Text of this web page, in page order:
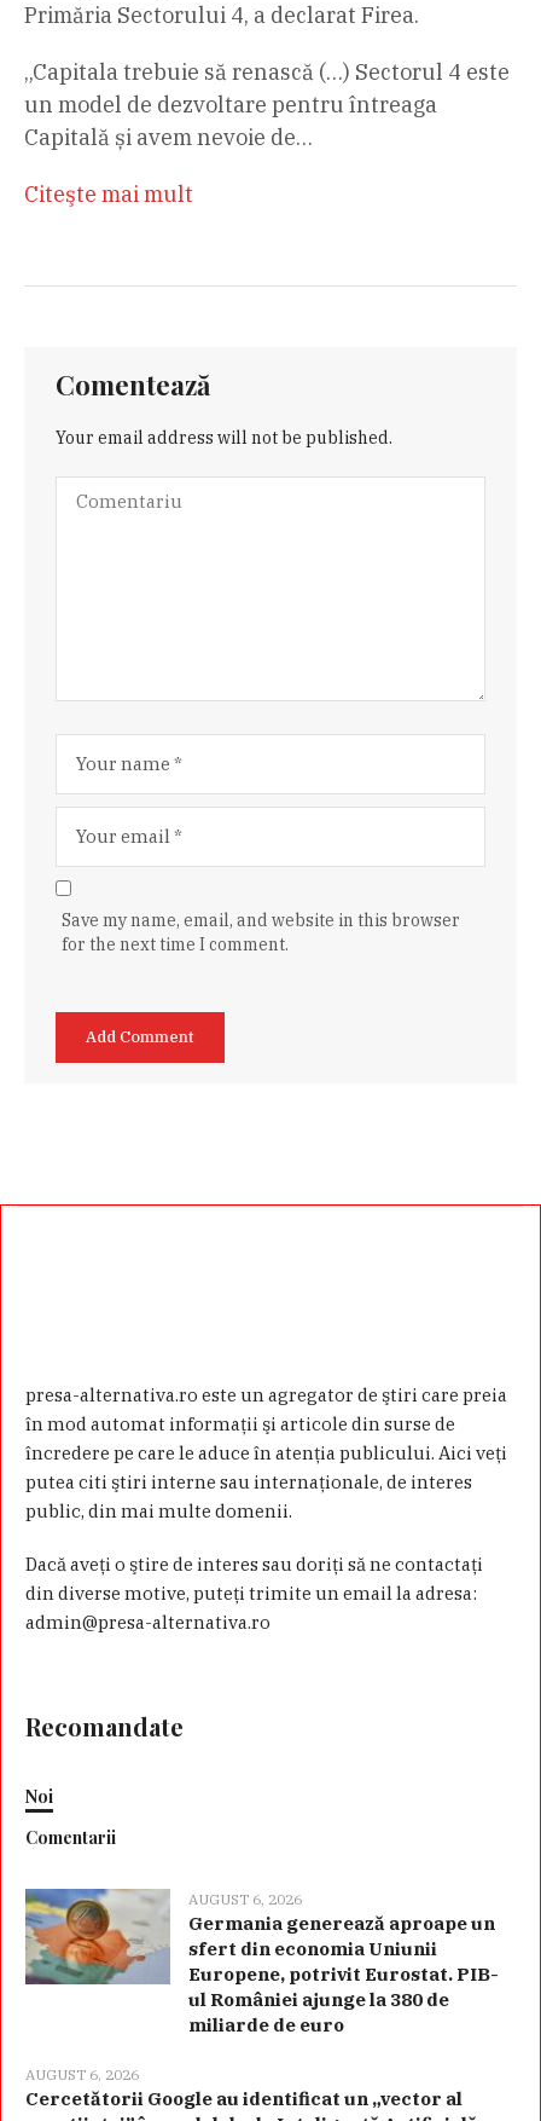
Primăria Sectorului 4, a declarat Firea.
„Capitala trebuie să renască (…) Sectorul 4 este
un model de dezvoltare pentru întreaga
Capitală și avem nevoie de…
Citeşte mai mult
Comentează
Your email address will not be published.
Save my name, email, and website in this browser
for the next time I comment.
presa-alternativa.ro este un agregator de ştiri care preia
în mod automat informaţii şi articole din surse de
încredere pe care le aduce în atenţia publicului. Aici veţi
putea citi ştiri interne sau internaţionale, de interes
public, din mai multe domenii.
Dacă aveţi o ştire de interes sau doriţi să ne contactaţi
din diverse motive, puteţi trimite un email la adresa:
admin@presa-alternativa.ro
Recomandate
Noi
Comentarii
AUGUST 6, 2026
Germania generează aproape un
sfert din economia Uniunii
Europene, potrivit Eurostat. PIB-
ul României ajunge la 380 de
miliarde de euro
AUGUST 6, 2026
Cercetătorii Google au identificat un „vector al